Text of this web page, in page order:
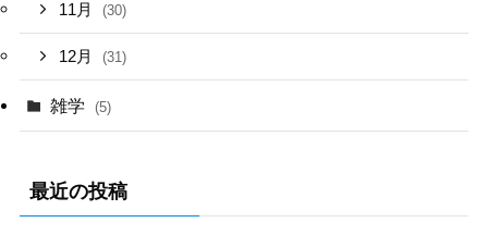
11月 (30)
12月 (31)
雑学 (5)
最近の投稿